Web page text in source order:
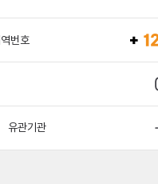
번호
유관기관